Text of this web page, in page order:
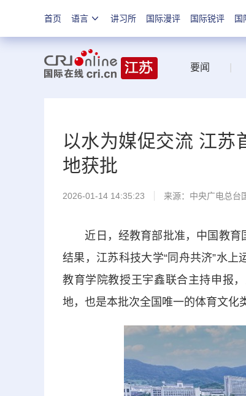
首页 语言 讲习所 国际漫评 国际锐评 国
要闻
以水为媒促交流 江苏
地获批
2026-01-14 14:35:23 来源：中央广电总台
近日，经教育部批准，中国教育
结果，江苏科技大学“同舟共济”水
教育学院教授王宇鑫联合主持申报
地，也是本批次全国唯一的体育文化